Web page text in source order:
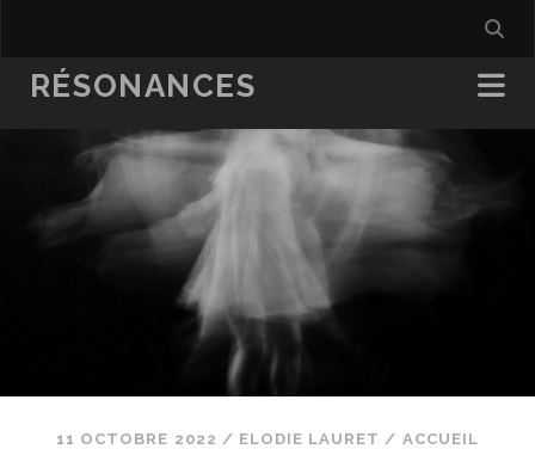
RÉSONANCES
11 OCTOBRE 2022 / ELODIE LAURET / ACCUEIL